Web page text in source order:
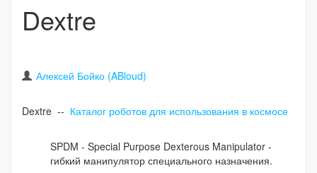
Dextre
Алексей Бойко (ABloud)
Dextre -- Каталог роботов для использования в космосе
SPDM - Special Purpose Dexterous Manipulator -
гибкий манипулятор специального назначения.